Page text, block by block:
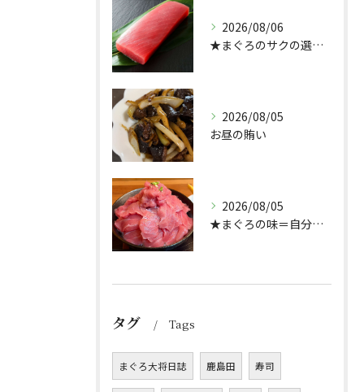
2026/08/06
★まぐろのサクの選び方★（どんぶり屋まぐろ大将）
2026/08/05
お昼の賄い
2026/08/05
★まぐろの味＝自分好み？★
タグ Tags
まぐろ大将日誌 鹿島田 寿司